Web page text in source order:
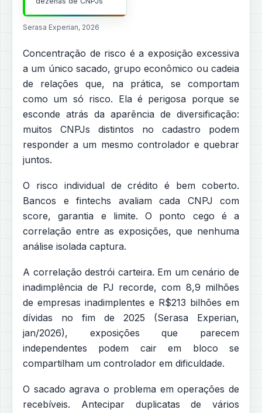
Serasa Experian, 2026
Concentração de risco é a exposição excessiva
a um único sacado, grupo econômico ou cadeia
de relações que, na prática, se comportam
como um só risco. Ela é perigosa porque se
esconde atrás da aparência de diversificação:
muitos CNPJs distintos no cadastro podem
responder a um mesmo controlador e quebrar
juntos.
O risco individual de crédito é bem coberto.
Bancos e fintechs avaliam cada CNPJ com
score, garantia e limite. O ponto cego é a
correlação entre as exposições, que nenhuma
análise isolada captura.
A correlação destrói carteira. Em um cenário de
inadimplência de PJ recorde, com 8,9 milhões
de empresas inadimplentes e R$213 bilhões em
dívidas no fim de 2025 (Serasa Experian,
jan/2026), exposições que parecem
independentes podem cair em bloco se
compartilham um controlador em dificuldade.
O sacado agrava o problema em operações de
recebíveis. Antecipar duplicatas de vários